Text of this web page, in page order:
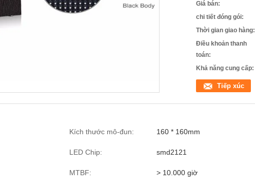
Giá bán:
chi tiết đóng gói:
Thời gian giao hàng:
Điều khoản thanh
toán:
Khả năng cung cấp:
Tiếp xúc
Kích thước mô-đun: 160 * 160mm
LED Chip: smd2121
MTBF: > 10.000 giờ